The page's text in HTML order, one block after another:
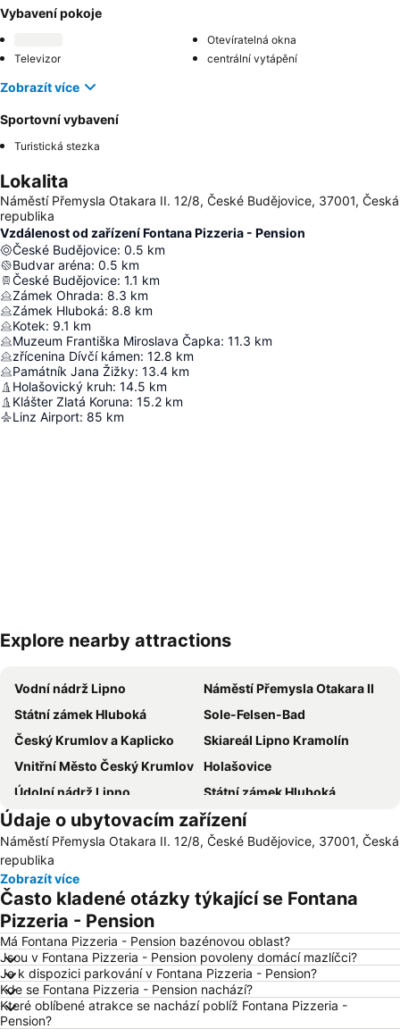
Vybavení pokoje
Otevíratelná okna
Televizor
centrální vytápění
Zobrazít více
Sportovní vybavení
Turistická stezka
Lokalita
Náměstí Přemysla Otakara II. 12/8, České Budějovice, 37001, Česká
republika
Vzdálenost od zařízení Fontana Pizzeria - Pension
České Budějovice: 0.5 km
Budvar aréna: 0.5 km
České Budějovice: 1.1 km
Zámek Ohrada: 8.3 km
Zámek Hluboká: 8.8 km
Kotek: 9.1 km
Muzeum Františka Miroslava Čapka: 11.3 km
zřícenina Dívčí kámen: 12.8 km
Památník Jana Žižky: 13.4 km
Holašovický kruh: 14.5 km
Klášter Zlatá Koruna: 15.2 km
Linz Airport: 85 km
Explore nearby attractions
Vodní nádrž Lipno
Náměstí Přemysla Otakara II
Státní zámek Hluboká
Sole-Felsen-Bad
Český Krumlov a Kaplicko
Skiareál Lipno Kramolín
Vnitřní Město Český Krumlov
Holašovice
Údolní nádrž Lipno
Státní zámek Hluboká
Hrad a zámek Jindrichuv Hradec
Státní hrad a zámek Český Krumlov
Lyžařský areál České Žleby
Státní hrad a zámek Český Krumlov
Gmünd
Zoo Ohrada
Kaple na Křížové Hoře
Kratochvíle
Schwarzenberg Mausoleum
Libín – Libínské sedlo
Údaje o ubytovacím zařízení
Náměstí Přemysla Otakara II. 12/8, České Budějovice, 37001, Česká
republika
Zobrazít více
Často kladené otázky týkající se Fontana
Pizzeria - Pension
Má Fontana Pizzeria - Pension bazénovou oblast?
Jsou v Fontana Pizzeria - Pension povoleny domácí mazlíčci?
Je k dispozici parkování v Fontana Pizzeria - Pension?
Kde se Fontana Pizzeria - Pension nachází?
Které oblíbené atrakce se nachází poblíž Fontana Pizzeria -
Pension?